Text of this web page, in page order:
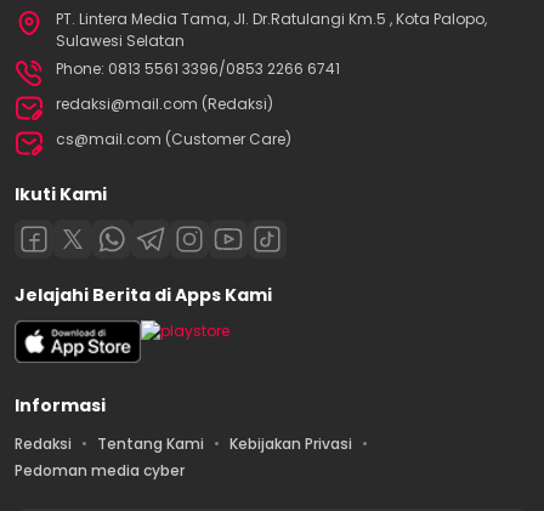
PT. Lintera Media Tama, Jl. Dr.Ratulangi Km.5 , Kota Palopo,
Sulawesi Selatan
Phone: 0813 5561 3396/0853 2266 6741
redaksi@mail.com (Redaksi)
cs@mail.com (Customer Care)
Ikuti Kami
Jelajahi Berita di Apps Kami
Informasi
Redaksi Tentang Kami
Kebijakan Privasi
Pedoman media cyber